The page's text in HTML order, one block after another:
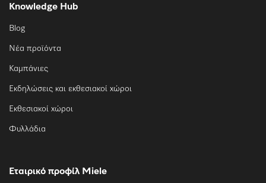
Knowledge Hub
Blog
Νέα προϊόντα
Καμπάνιες
Εκδηλώσεις και εκθεσιακοί χώροι
Εκθεσιακοί χώροι
Φυλλάδια
Εταιρικό προφίλ Miele